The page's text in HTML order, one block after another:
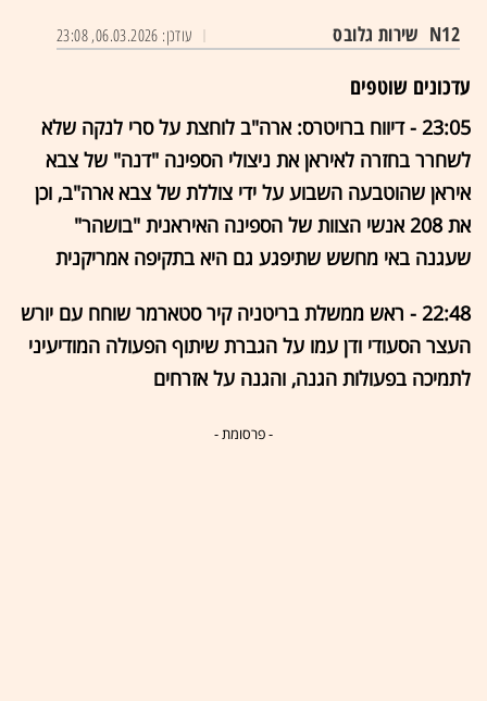
N12 שירות גלובס עודכן: 06.03.2026, 23:08
עדכונים שוטפים
23:05 - דיווח ברויטרס: ארה"ב לוחצת על סרי לנקה שלא
לשחרר בחזרה לאיראן את ניצולי הספינה "דנה" של צבא
איראן שהוטבעה השבוע על ידי צוללת של צבא ארה"ב, וכן
את 208 אנשי הצוות של הספינה האיראנית "בושהר"
שעגנה באי מחשש שתיפגע גם היא בתקיפה אמריקנית
22:48 - ראש ממשלת בריטניה קיר סטארמר שוחח עם יורש
העצר הסעודי ודן עמו על הגברת שיתוף הפעולה המודיעיני
לתמיכה בפעולות הגנה, והגנה על אזרחים
- פרסומת -